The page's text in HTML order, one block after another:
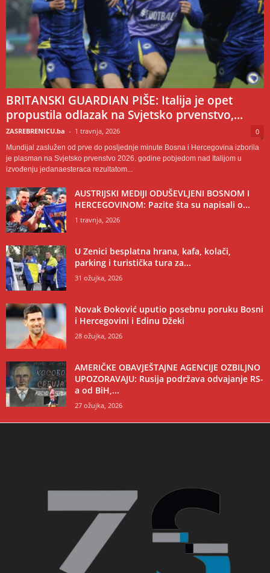
BRITANSKI GUARDIAN PIŠE: Italija je opet
propustila odlazak na Svjetsko prvenstvo,...
ZASREBRENICU.ba - 1 travnja, 2026 0
Mundijal zaslužen od prve do posljednje minute Bosna i Hercegovina izborila
je plasman na Svjetsko prvenstvo 2026. godine pobjedom nad Italijom u
izvođenju jedanaesteraca rezultatom...
AUSTRIJSKI MEDIJI ODUŠEVLJENI BOSNOM I
HERCEGOVINOM: Pazite šta su napisali o...
1 travnja, 2026
U Zenici besplatna hrana, kafa, kolači,
parking i turistička tura za...
31 ožujka, 2026
Novak Đoković uputio posebnu poruku Bosni
i Hercegovini i Edinu Džeki
28 ožujka, 2026
AMERIČKE OBAVJEŠTAJNE AGENCIJE OZBILJNO
UPOZORAVAJU: Rusija podržava odvajanje RS-
a od BiH,...
27 ožujka, 2026